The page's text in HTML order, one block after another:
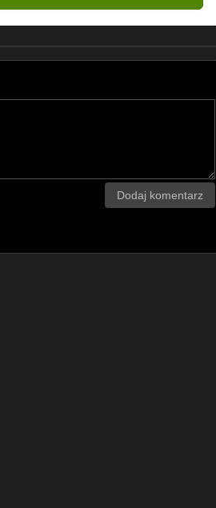
Dodaj komentarz